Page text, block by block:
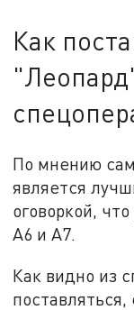
Как
По мнению
является
оговоркой,
А6 и А7.
Как видно из
поставляться,